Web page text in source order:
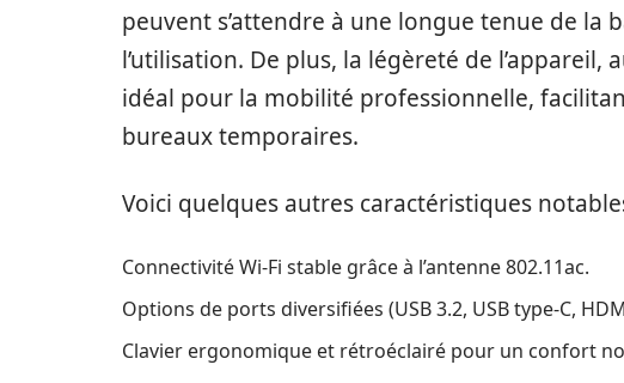
peuvent s’attendre à une longue tenue de la
l’utilisation. De plus, la légèreté de
idéal pour la mobilité professionnelle,
bureaux temporaires.
Voici quelques autres caractéristiques
Connectivité Wi-Fi stable grâce à l’antenne 802.11ac.
Options de ports diversifiées (USB 3.2, USB type-C,
Clavier ergonomique et rétroéclairé pour un confort